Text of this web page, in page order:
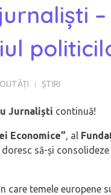
ȘTIRI
Jurnaliști continuă!
Economice”, al
să-și
temele europene